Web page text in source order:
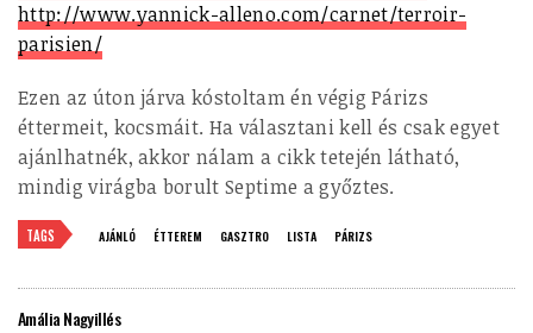
http://www.yannick-alleno.com/carnet/terroir-
parisien/
Ezen az úton járva kóstoltam én végig Párizs
éttermeit, kocsmáit. Ha választani kell és csak egyet
ajánlhatnék, akkor nálam a cikk tetején látható,
mindig virágba borult Septime a győztes.
TAGS AJÁNLÓ ÉTTEREM GASZTRO LISTA PÁRIZS
Amália Nagyillés